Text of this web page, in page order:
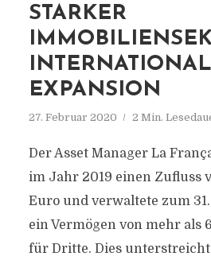
STARKER
EXPANSION
27. Februar 2020 2 Min.
Der Asset Manager La
im Jahr 2019 einen Zufluss
Euro und verwaltete zum
ein Vermögen von mehr als
für Dritte. Dies